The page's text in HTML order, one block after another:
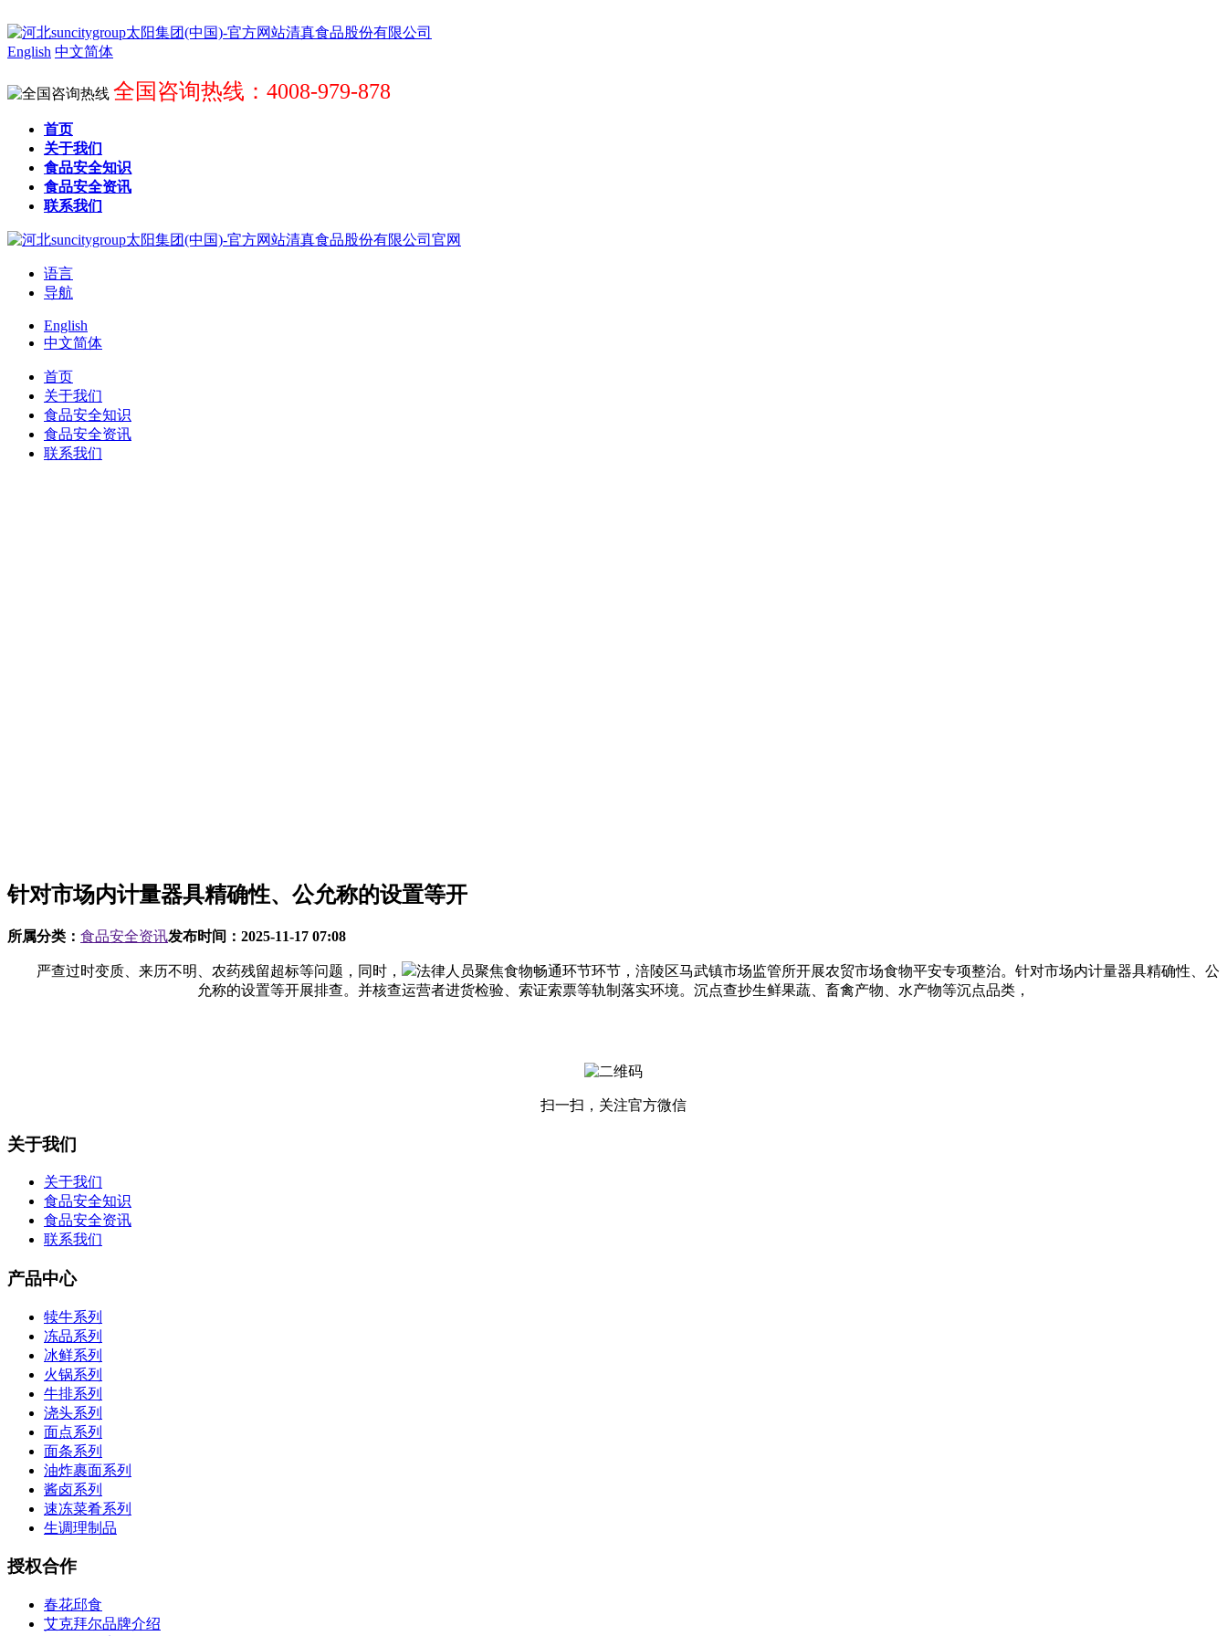
English 中文简体
全国咨询热线：4008-979-878
首页
关于我们
食品安全知识
食品安全资讯
联系我们
语言
导航
English
中文简体
首页
关于我们
食品安全知识
食品安全资讯
联系我们
针对市场内计量器具精确性、公允称的设置等开
所属分类： 食品安全资讯发布时间： 2025-11-17 07:08
严查过时变质、来历不明、农药残留超标等问题，同时，
法律人员聚焦食物畅通环节环节，涪陵区马武镇市场监管所开展农贸市场食物平安专项整治。针对市场内计量器具精确性、公
允称的设置等开展排查。并核查运营者进货检验、索证索票等轨制落实环境。沉点查抄生鲜果蔬、畜禽产物、水产物等沉点品类，
扫一扫，关注官方微信
关于我们
关于我们
食品安全知识
食品安全资讯
联系我们
产品中心
犊牛系列
冻品系列
冰鲜系列
火锅系列
牛排系列
浇头系列
面点系列
面条系列
油炸裹面系列
酱卤系列
速冻菜肴系列
生调理制品
授权合作
春花邱食
艾克拜尔品牌介绍